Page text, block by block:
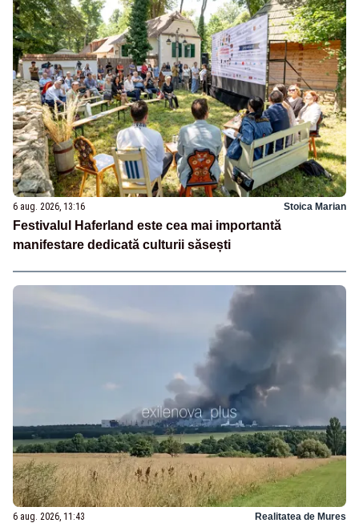
6 aug. 2026, 13:16 Stoica Marian
Festivalul Haferland este cea mai importantă
manifestare dedicată culturii săsești
6 aug. 2026, 11:43 Realitatea de Mures